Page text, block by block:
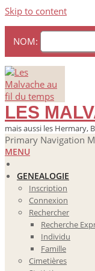
Skip to content
NOM:
LES
mais aussi les Hermary,
Primary Navigation
MENU
GENEALOGIE
Inscription
Connexion
Rechercher
Recherche
Individu
Famille
Cimetières